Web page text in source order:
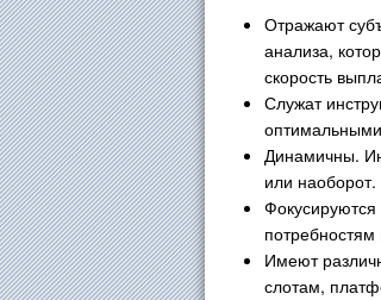
Отражают
анализа,
скорость
Служат
Динамичны.
или
Имеют
слотам,